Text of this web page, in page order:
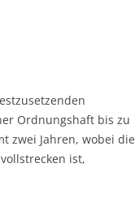
Ordnungshaft bis zu
zwei Jahren, wobei die
ist,